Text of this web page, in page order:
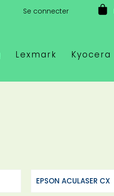
Se connecter
Lexmark Kyocera
EPSON ACULASER CX